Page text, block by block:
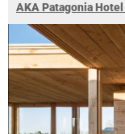
AKA Patagonia Hotel